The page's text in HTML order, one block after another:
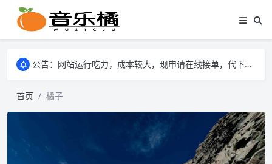
公告：网站运行吃力，成本较大，现申请在线接单，代下mp3格式的音乐歌曲。
公告：网站运行吃力，成本较大，现申请在线接单，代下mp3格式的音乐歌曲。
首页 橘子